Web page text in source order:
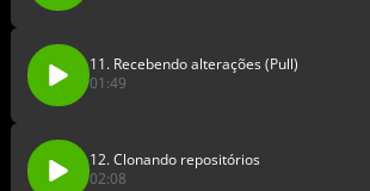
11. Recebendo alterações (Pull)
01:49
12. Clonando repositórios
02:08